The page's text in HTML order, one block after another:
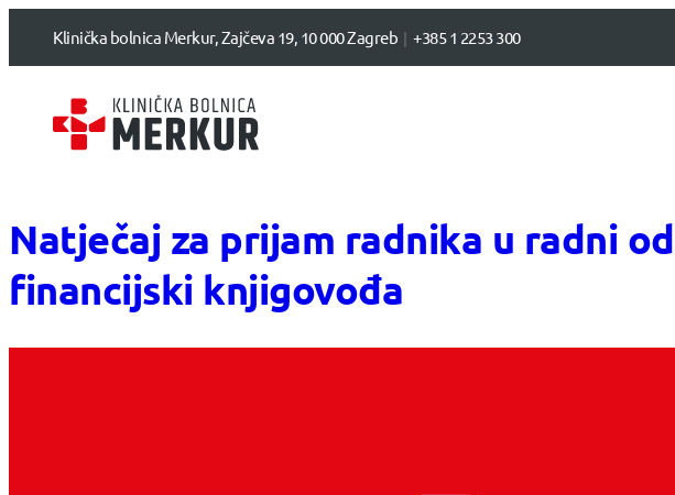
Klinička bolnica Merkur, Zajčeva 19, 10 000 Zagreb +385 1 2253 300
Natječaj za prijam radnika u radni
financijski knjigovođa